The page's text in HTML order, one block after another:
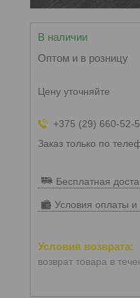
В наличии
Оптом и в розницу
Цену уточняйте
+375 (29) 660-52-
Заказ только по
Бесплатная
Условия оплаты и
возврат товара в